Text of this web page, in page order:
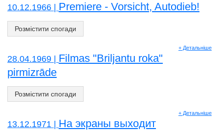
10.12.1966 | Premiere - Vorsicht, Autodieb!
Розмістити спогади
+ Детальніше
28.04.1969 | Filmas "Briljantu roka"
pirmizrāde
Розмістити спогади
+ Детальніше
13.12.1971 | На экраны выходит